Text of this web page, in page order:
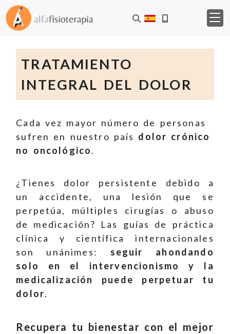
TRATAMIENTO
INTEGRAL DEL DOLOR
Cada vez mayor número de personas
sufren en nuestro país dolor crónico
no oncológico.
¿Tienes dolor persistente debido a
un accidente, una lesión que se
perpetúa, múltiples cirugías o abuso
de medicación? Las guías de práctica
clínica y científica internacionales
son unánimes: seguir ahondando
solo en el intervencionismo y la
medicalización puede perpetuar tu
dolor.
Recupera tu bienestar con el mejor